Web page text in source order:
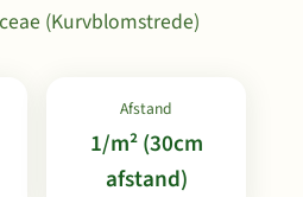
(Kurvblomstrede)
Afstand
1/m² (30cm
afstand)